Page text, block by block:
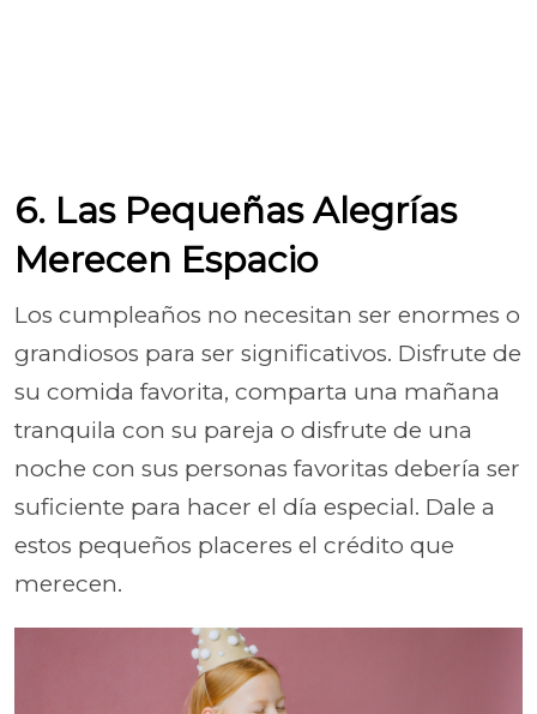
6. Las Pequeñas Alegrías
Merecen Espacio
Los cumpleaños no necesitan ser enormes o
grandiosos para ser significativos. Disfrute de
su comida favorita, comparta una mañana
tranquila con su pareja o disfrute de una
noche con sus personas favoritas debería ser
suficiente para hacer el día especial. Dale a
estos pequeños placeres el crédito que
merecen.